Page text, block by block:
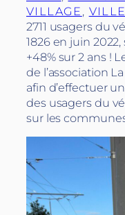
VILLAGE ,
2711 usagers du
1826 en juin
+48% sur 2 ans !
de l’association
afin d’effectuer
des usagers du
sur les